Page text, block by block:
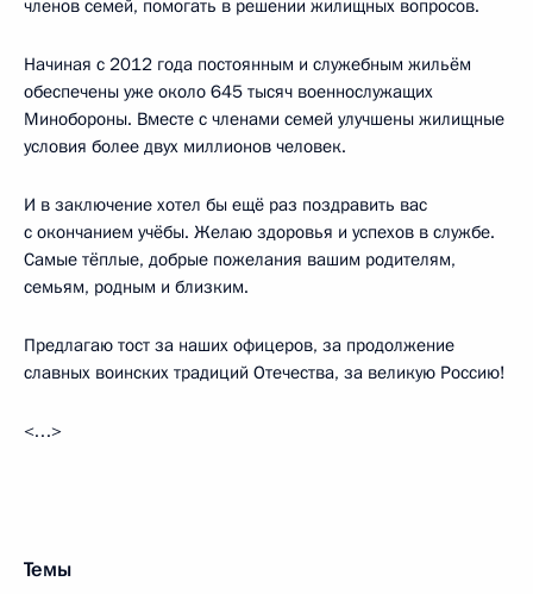
членов семей, помогать в решении жилищных вопросов.
Начиная с 2012 года постоянным и служебным жильём
обеспечены уже около 645 тысяч военнослужащих
Минобороны. Вместе с членами семей улучшены жилищные
условия более двух миллионов человек.
И в заключение хотел бы ещё раз поздравить вас
с окончанием учёбы. Желаю здоровья и успехов в службе.
Самые тёплые, добрые пожелания вашим родителям,
семьям, родным и близким.
Предлагаю тост за наших офицеров, за продолжение
славных воинских традиций Отечества, за великую Россию!
<…>
Темы